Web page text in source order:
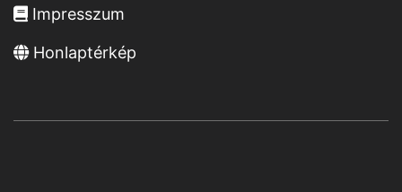
Impresszum
Honlaptérkép